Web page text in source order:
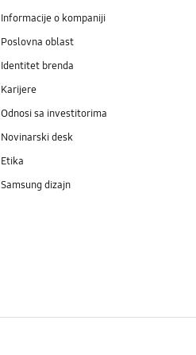
Informacije o kompaniji
Poslovna oblast
Identitet brenda
Karijere
Odnosi sa investitorima
Novinarski desk
Etika
Samsung dizajn